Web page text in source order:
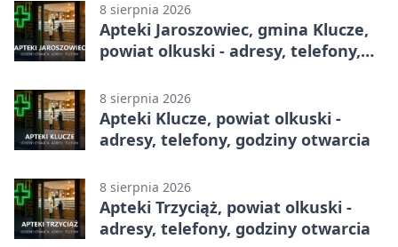
8 sierpnia 2026
Apteki Jaroszowiec, gmina Klucze,
powiat olkuski - adresy, telefony,
8 sierpnia 2026
Apteki Klucze, powiat olkuski -
adresy, telefony, godziny otwarcia
8 sierpnia 2026
Apteki Trzyciąż, powiat olkuski -
adresy, telefony, godziny otwarcia